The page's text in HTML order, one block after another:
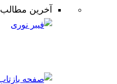
آخرین مطالب